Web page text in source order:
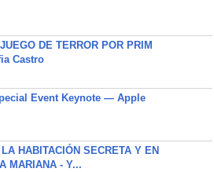
DE TERROR POR PRIM
Castro
Event Keynote — Apple
HABITACIÓN SECRETA Y EN
MARIANA - Y...